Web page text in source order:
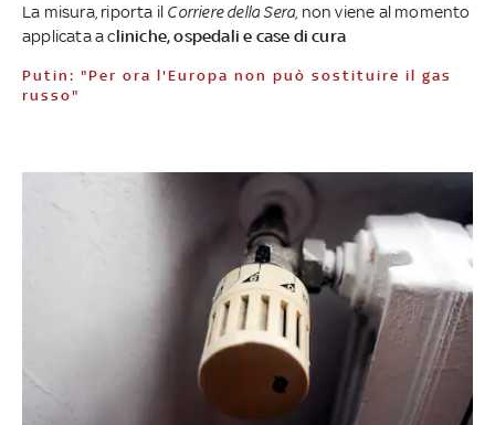
La misura, riporta il Corriere della Sera , non viene al momento
applicata a cliniche, ospedali e case di cura
Putin: "Per ora l'Europa non può sostituire il gas
russo"